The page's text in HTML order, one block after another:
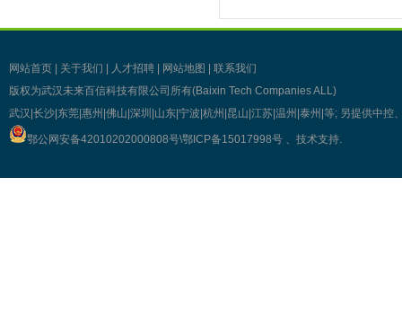
网站首页 关于我们 人才招聘 网站地图
联系我们
版权为武汉未来百信科技有限公司所有(Baixin Tech Companies ALL)
武汉|长沙|东莞|惠州|佛山|深圳|山东|宁波|杭州|昆山|江苏|温州|泰州|等; 另提供中控
鄂公网安备42010202000808号\鄂ICP备15017998号 、技术支持.